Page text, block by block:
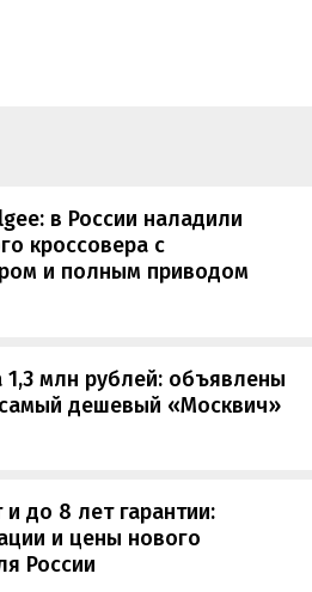
в России наладили
кроссовера с
и полным приводом
1,3 млн рублей: объявлены
дешевый «Москвич»
до 8 лет гарантии:
и цены нового
России